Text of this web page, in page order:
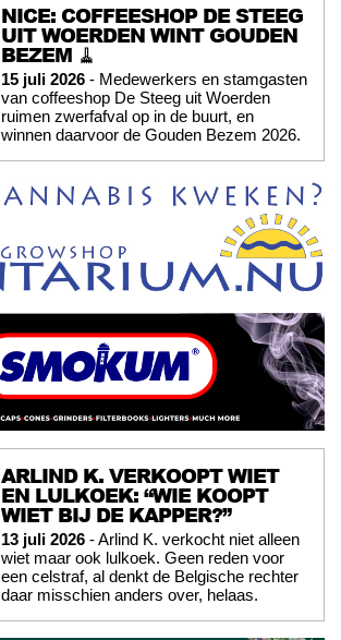
NICE: COFFEESHOP DE STEEG
UIT WOERDEN WINT GOUDEN
BEZEM 🧹
15 juli 2026 - Medewerkers en stamgasten
van coffeeshop De Steeg uit Woerden
ruimen zwerfafval op in de buurt, en
winnen daarvoor de Gouden Bezem 2026.
ARLIND K. VERKOOPT WIET
EN LULKOEK: “WIE KOOPT
WIET BIJ DE KAPPER?”
13 juli 2026 - Arlind K. verkocht niet alleen
wiet maar ook lulkoek. Geen reden voor
een celstraf, al denkt de Belgische rechter
daar misschien anders over, helaas.